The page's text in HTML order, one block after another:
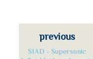
previous
SIAD - Supersonic